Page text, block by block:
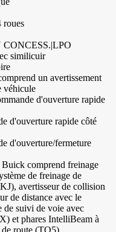
roues
similicuir
un avertissement
véhicule
d'ouverture rapide
d'ouverture rapide côté
d'ouverture/fermeture
comprend freinage
de freinage de
avertisseur de collision
de distance avec le
de suivi de voie avec
et phares IntelliBeam à
de route (TQ5)